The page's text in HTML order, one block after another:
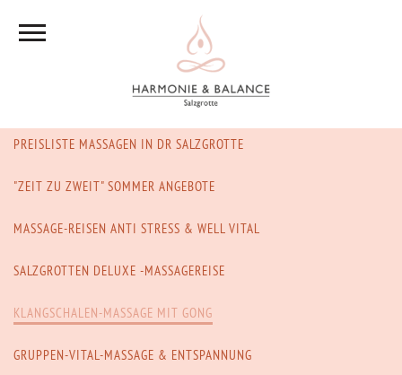
PREISLISTE MASSAGEN IN DR SALZGROTTE
"ZEIT ZU ZWEIT" SOMMER ANGEBOTE
MASSAGE-REISEN ANTI STRESS & WELL VITAL
SALZGROTTEN DELUXE -MASSAGEREISE
KLANGSCHALEN-MASSAGE MIT GONG
GRUPPEN-VITAL-MASSAGE & ENTSPANNUNG